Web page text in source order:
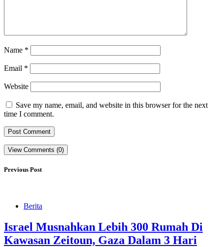
Name *
Email *
Website
Save my name, email, and website in this browser for the next
time I comment.
View Comments (0)
Previous Post
Berita
Israel Musnahkan Lebih 300 Rumah Di
Kawasan Zeitoun, Gaza Dalam 3 Hari